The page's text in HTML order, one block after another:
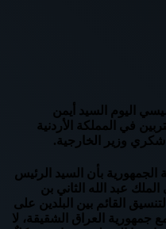
اليوم السيد أيمن
في المملكة الأردنية
وزير الخارجية.
بأن السيد الرئيس
عبد الله الثاني بن
القائم بين البلدين على
جمهورية العراق الشقيقة، لا